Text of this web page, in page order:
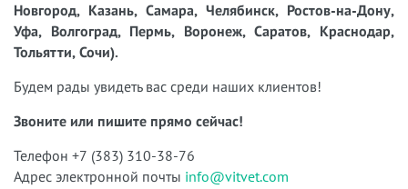
Новгород, Казань, Самара, Челябинск, Ростов-на-Дону,
Уфа, Волгоград, Пермь, Воронеж, Саратов, Краснодар,
Тольятти, Сочи).
Будем рады увидеть вас среди наших клиентов!
Звоните или пишите прямо сейчас!
Телефон +7 (383) 310-38-76
Адрес электронной почты info@vitvet.com